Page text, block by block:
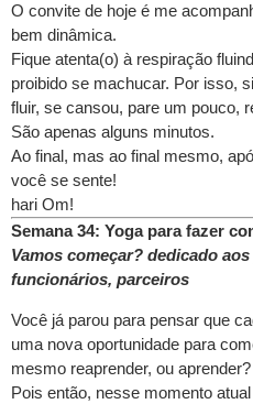
O convite de hoje é me
bem dinâmica.
Fique atenta(o) à respiração
proibido se machucar. Por isso,
fluir, se cansou, pare um pouco,
São apenas alguns minutos.
Ao final, mas ao final mesmo,
você se sente!
hari Om!
Semana 34: Yoga para fazer
Vamos começar? dedicado
funcionários, parceiros
Você já parou para pensar que
uma nova oportunidade para
mesmo reaprender, ou aprender?
Pois então, nesse momento